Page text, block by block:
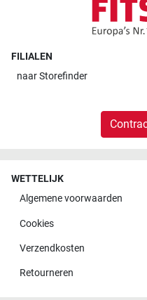
FILIALEN
naarStorefinder
WETTELIJK
Algemene voorwaarden
Cookies
Verzendkosten
Retourneren